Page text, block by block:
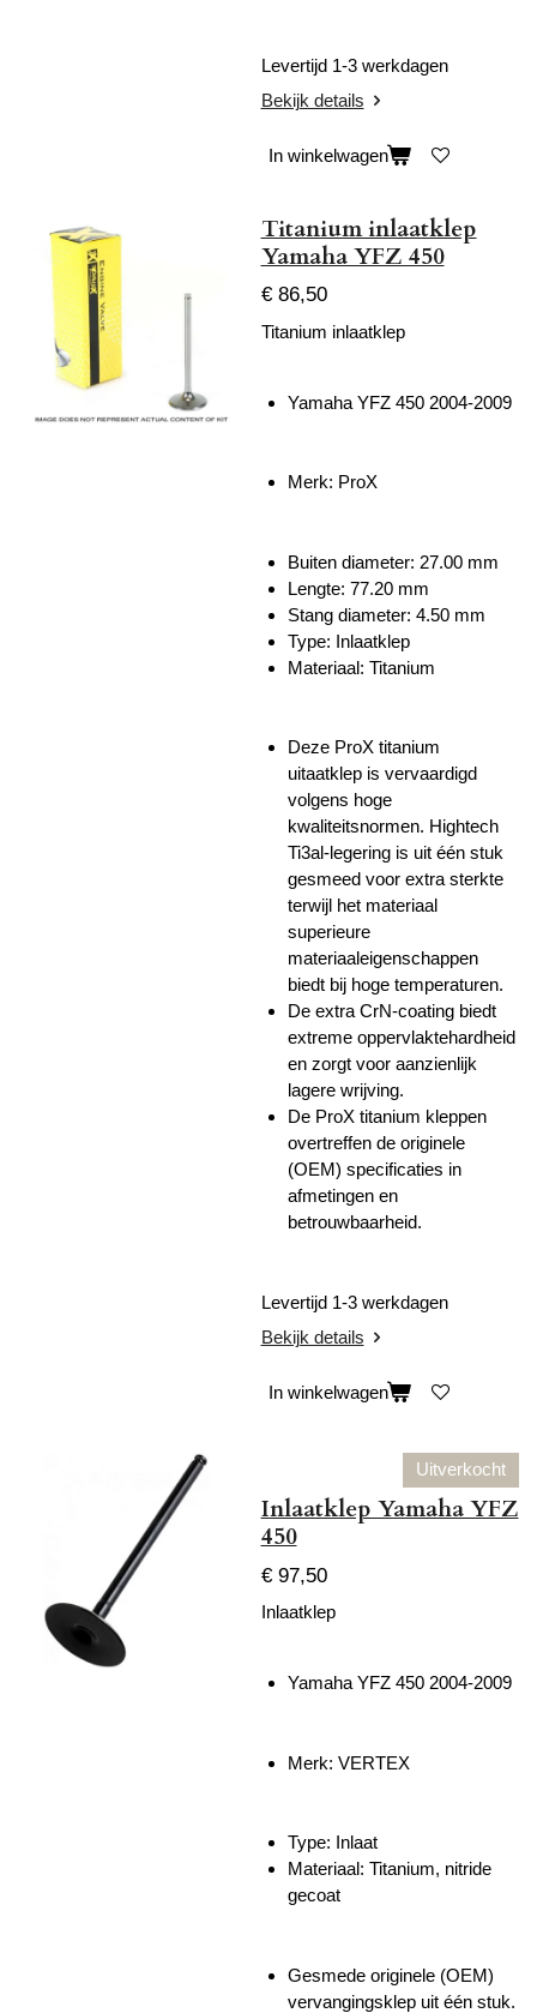
Levertijd 1-3 werkdagen
Bekijk details
In winkelwagen
Titanium inlaatklep
Yamaha YFZ 450
€ 86,50
Titanium inlaatklep
Yamaha YFZ 450 2004-2009
Merk: ProX
Buiten diameter: 27.00 mm
Lengte: 77.20 mm
Stang diameter: 4.50 mm
Type: Inlaatklep
Materiaal: Titanium
Deze ProX titanium
uitaatklep is vervaardigd
volgens hoge
kwaliteitsnormen. Hightech
Ti3al-legering is uit één stuk
gesmeed voor extra sterkte
terwijl het materiaal
superieure
materiaaleigenschappen
biedt bij hoge temperaturen.
De extra CrN-coating biedt
extreme oppervlaktehardheid
en zorgt voor aanzienlijk
lagere wrijving.
De ProX titanium kleppen
overtreffen de originele
(OEM) specificaties in
afmetingen en
betrouwbaarheid.
Levertijd 1-3 werkdagen
Bekijk details
In winkelwagen
Uitverkocht
Inlaatklep Yamaha YFZ
450
€ 97,50
Inlaatklep
Yamaha YFZ 450 2004-2009
Merk: VERTEX
Type: Inlaat
Materiaal: Titanium, nitride
gecoat
Gesmede originele (OEM)
vervangingsklep uit één stuk.